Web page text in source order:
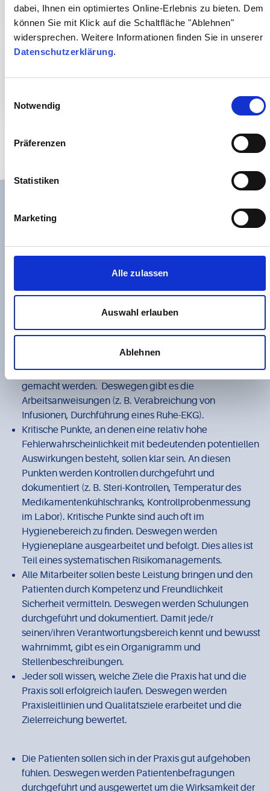
dabei, Ihnen ein optimiertes Online-Erlebnis zu bieten. Dem
können Sie mit Klick auf die Schaltfläche "Ablehnen"
widersprechen. Weitere Informationen finden Sie in unserer
Datenschutzerklärung.
Notwendig
Präferenzen
Statistiken
Marketing
Alle zulassen
Auswahl erlauben
Ablehnen
nachgewiesen werden?
Welche Anforderungen müssen
Was bringt eigentlich
Bürokratie?
Der besonderen Qualitätsverantwortung
des Arztes und seines Teams wird in
vielfältiger Weise Rechnung getragen:
Ziel aller QM-Maßnahmen ist Patienten- und
Mitarbeiterzufriedenheit.
Wichtige Arbeitsabläufe sollen von allen gleich (gut)
gemacht werden. Deswegen gibt es die
Arbeitsanweisungen (z. B. Verabreichung von
Infusionen, Durchführung eines Ruhe-EKG).
Kritische Punkte, an denen eine relativ hohe
Fehlerwahrscheinlichkeit mit bedeutenden potentiellen
Auswirkungen besteht, sollen klar sein. An diesen
Punkten werden Kontrollen durchgeführt und
dokumentiert (z. B. Steri-Kontrollen, Temperatur des
Medikamentenkühlschranks, Kontrollprobenmessung
im Labor). Kritische Punkte sind auch oft im
Hygienebereich zu finden. Deswegen werden
Hygienepläne ausgearbeitet und befolgt. Dies alles ist
Teil eines systematischen Risikomanagements.
Alle Mitarbeiter sollen beste Leistung bringen und den
Patienten durch Kompetenz und Freundlichkeit
Sicherheit vermitteln. Deswegen werden Schulungen
durchgeführt und dokumentiert. Damit jede/r
seinen/ihren Verantwortungsbereich kennt und bewusst
wahrnimmt, gibt es ein Organigramm und
Stellenbeschreibungen.
Jeder soll wissen, welche Ziele die Praxis hat und die
Praxis soll erfolgreich laufen. Deswegen werden
Praxisleitlinien und Qualitätsziele erarbeitet und die
Zielerreichung bewertet.
Die Patienten sollen sich in der Praxis gut aufgehoben
fühlen. Deswegen werden Patientenbefragungen
durchgeführt und ausgewertet um die Wirksamkeit der